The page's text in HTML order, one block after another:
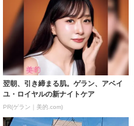
翌朝、引き締まる肌。ゲラン、アベイ
ユ・ロイヤルの新ナイトケア
PR(ゲラン｜美的.com)